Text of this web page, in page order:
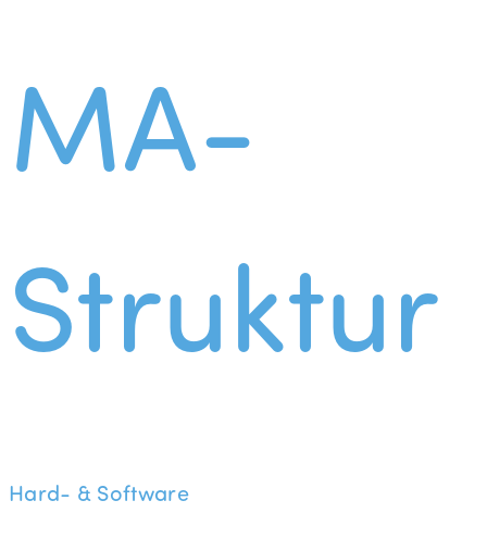
MA-
Struktur
Hard- & Software